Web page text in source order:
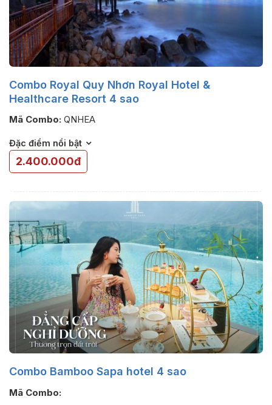
Combo Royal Quy Nhơn Royal Hotel &
Healthcare Resort 4 sao
Mã Combo: QNHEA
Đặc điểm nổi bật
2.400.000đ
Combo Bamboo Sapa hotel 4 sao
Mã Combo: